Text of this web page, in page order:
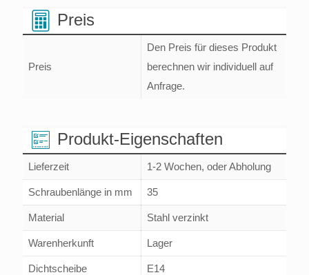
Preis
Preis
Den Preis für dieses Produkt
berechnen wir individuell auf
Anfrage.
Produkt-Eigenschaften
Lieferzeit 1-2 Wochen, oder Abholung
Schraubenlänge in mm 35
Material Stahl verzinkt
Warenherkunft Lager
Dichtscheibe E14
35
(Stahl
ohne